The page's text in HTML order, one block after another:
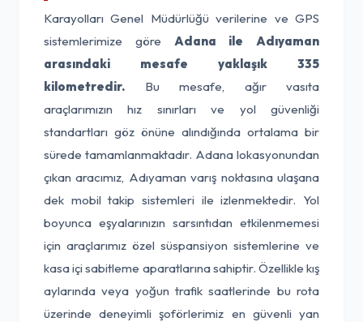
Karayolları Genel Müdürlüğü verilerine ve GPS
sistemlerimize göre Adana ile Adıyaman
arasındaki mesafe yaklaşık 335
kilometredir. Bu mesafe, ağır vasıta
araçlarımızın hız sınırları ve yol güvenliği
standartları göz önüne alındığında ortalama bir
sürede tamamlanmaktadır. Adana lokasyonundan
çıkan aracımız, Adıyaman varış noktasına ulaşana
dek mobil takip sistemleri ile izlenmektedir. Yol
boyunca eşyalarınızın sarsıntıdan etkilenmemesi
için araçlarımız özel süspansiyon sistemlerine ve
kasa içi sabitleme aparatlarına sahiptir. Özellikle kış
aylarında veya yoğun trafik saatlerinde bu rota
üzerinde deneyimli şoförlerimiz en güvenli yan